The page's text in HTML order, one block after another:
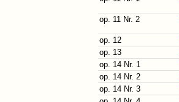
op. 11 Nr. 2
op. 12
op. 13
op. 14 Nr. 1
op. 14 Nr. 2
op. 14 Nr. 3